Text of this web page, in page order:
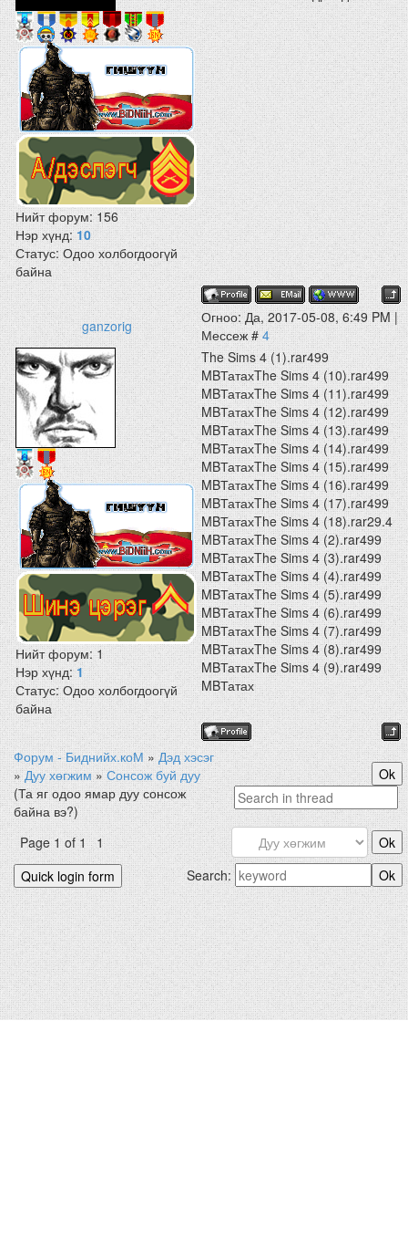
Нийт форум:156
Нэр хүнд:10
Статус:Одоо холбогдоогүй
байна
ganzorig
Огноо: Да, 2017-05-08, 6:49 PM |
Мессеж #4
Нийт форум:1
Нэр хүнд:1
Статус:Одоо холбогдоогүй
байна
The Sims 4 (1).rar499
MBТатахThe Sims 4 (10).rar499
MBТатахThe Sims 4 (11).rar499
MBТатахThe Sims 4 (12).rar499
MBТатахThe Sims 4 (13).rar499
MBТатахThe Sims 4 (14).rar499
MBТатахThe Sims 4 (15).rar499
MBТатахThe Sims 4 (16).rar499
MBТатахThe Sims 4 (17).rar499
MBТатахThe Sims 4 (18).rar29.4
MBТатахThe Sims 4 (2).rar499
MBТатахThe Sims 4 (3).rar499
MBТатахThe Sims 4 (4).rar499
MBТатахThe Sims 4 (5).rar499
MBТатахThe Sims 4 (6).rar499
MBТатахThe Sims 4 (7).rar499
MBТатахThe Sims 4 (8).rar499
MBТатахThe Sims 4 (9).rar499
MBТатах
Форум - Биднийх.коМ » Дэд хэсэг
» Дуу хөгжим » Сонсож буй дуу
(Та яг одоо ямар дуу сонсож
байна вэ?)
Page1of1 1
Search: